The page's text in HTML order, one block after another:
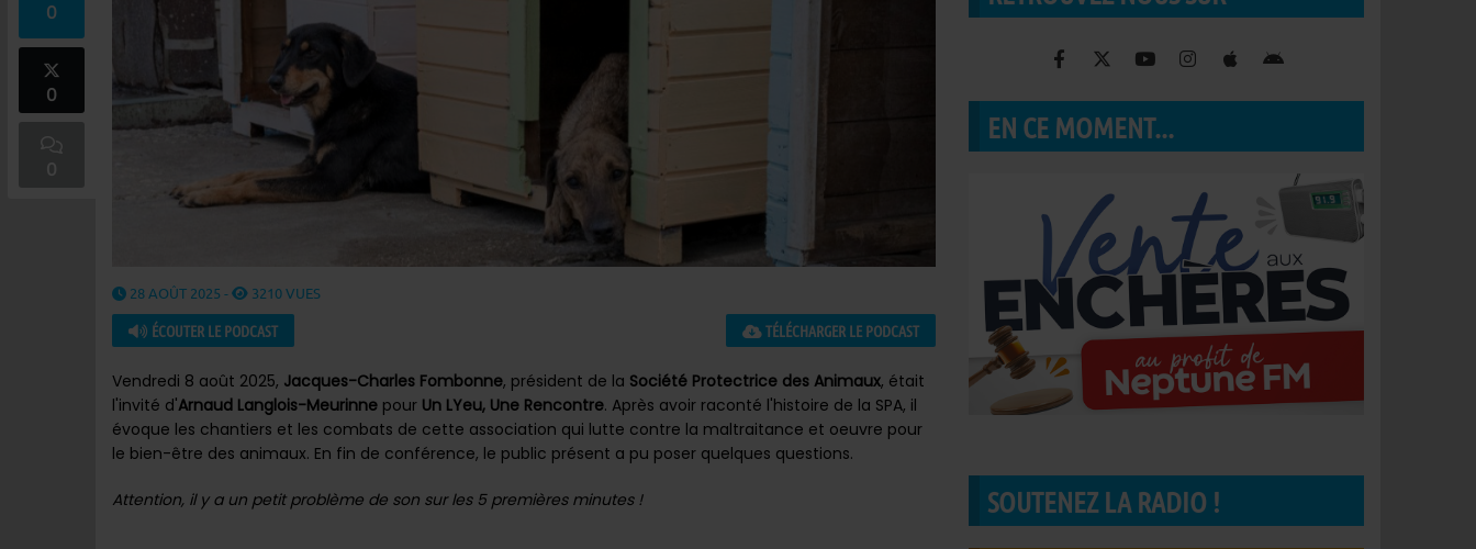
0
0
0
28 AOÛT 2025 - 3210 VUES
ÉCOUTER LE PODCAST TÉLÉCHARGER LE PODCAST
Vendredi 8 août 2025, Jacques-Charles Fombonne, président de la Société Protectrice des Animaux, était
l'invité d'Arnaud Langlois-Meurinne pour Un LYeu, Une Rencontre. Après avoir raconté l'histoire de la SPA, il
évoque les chantiers et les combats de cette association qui lutte contre la maltraitance et oeuvre pour
le bien-être des animaux. En fin de conférence, le public présent a pu poser quelques questions.
Attention, il y a un petit problème de son sur les 5 premières minutes !
EN CE MOMENT...
SOUTENEZ LA RADIO !